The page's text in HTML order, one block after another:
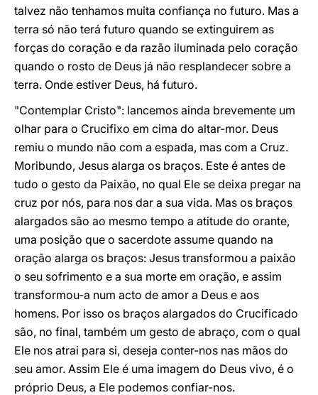
talvez não tenhamos muita confiança no futuro. Mas a
terra só não terá futuro quando se extinguirem as
forças do coração e da razão iluminada pelo coração
quando o rosto de Deus já não resplandecer sobre a
terra. Onde estiver Deus, há futuro.
"Contemplar Cristo": lancemos ainda brevemente um
olhar para o Crucifixo em cima do altar-mor. Deus
remiu o mundo não com a espada, mas com a Cruz.
Moribundo, Jesus alarga os braços. Este é antes de
tudo o gesto da Paixão, no qual Ele se deixa pregar na
cruz por nós, para nos dar a sua vida. Mas os braços
alargados são ao mesmo tempo a atitude do orante,
uma posição que o sacerdote assume quando na
oração alarga os braços: Jesus transformou a paixão
o seu sofrimento e a sua morte em oração, e assim
transformou-a num acto de amor a Deus e aos
homens. Por isso os braços alargados do Crucificado
são, no final, também um gesto de abraço, com o qual
Ele nos atrai para si, deseja conter-nos nas mãos do
seu amor. Assim Ele é uma imagem do Deus vivo, é o
próprio Deus, a Ele podemos confiar-nos.